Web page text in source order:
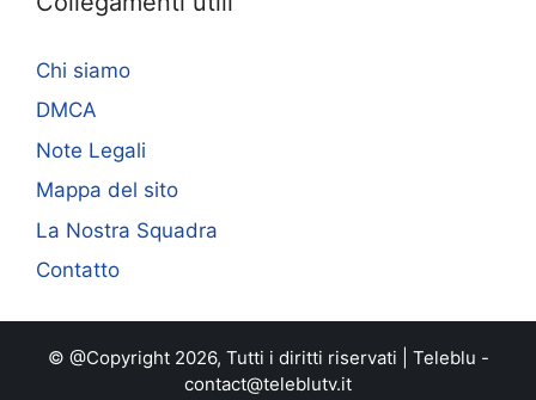
Chi siamo
DMCA
Note Legali
Mappa del sito
La Nostra Squadra
Contatto
© @Copyright 2026, Tutti i diritti riservati | Teleblu -
contact@teleblutv.it